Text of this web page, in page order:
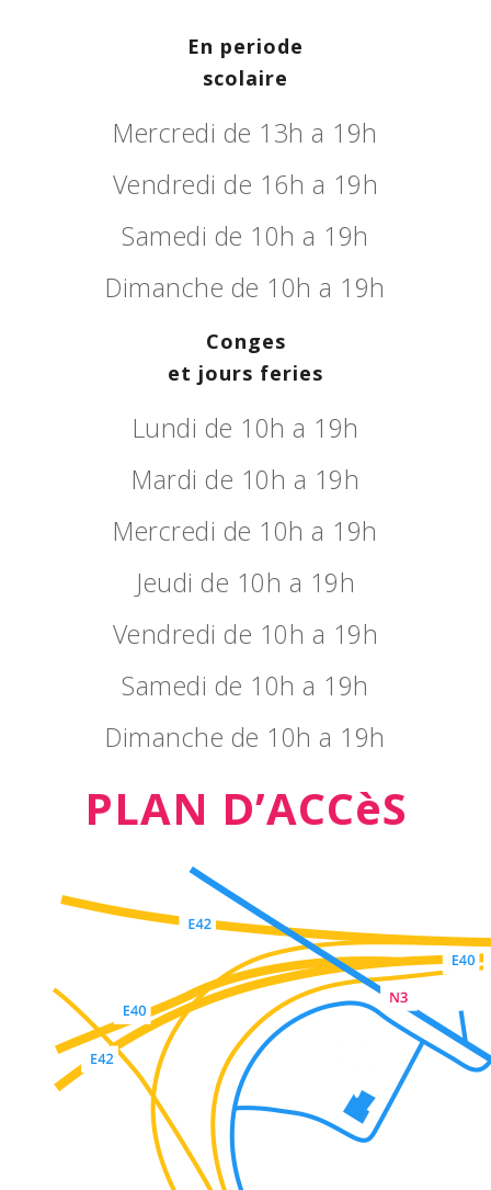
En periode
scolaire
Mercredi de 13h a 19h
Vendredi de 16h a 19h
Samedi de 10h a 19h
Dimanche de 10h a 19h
Conges
et jours feries
Lundi de 10h a 19h
Mardi de 10h a 19h
Mercredi de 10h a 19h
Jeudi de 10h a 19h
Vendredi de 10h a 19h
Samedi de 10h a 19h
Dimanche de 10h a 19h
PLAN D’ACCèS